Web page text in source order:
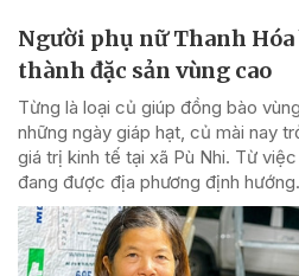
Người phụ nữ Thanh
thành đặc sản vùng cao
Từng là loại củ giúp đồng bào
những ngày giáp hạt, củ mài nay
giá trị kinh tế tại xã Pù Nhi. Từ
đang được địa phương định